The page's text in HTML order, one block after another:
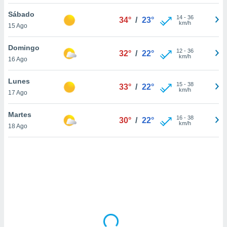
sitio
En
sean
el sitio
ni para
o
Sábado
15 Ago
34° / 23° 14- 36
km/h
Domingo
16 Ago
32° / 22° 12- 36
km/h
Lunes
17 Ago
33° / 22° 15- 38
km/h
Martes
18 Ago
30° / 22° 16- 38
km/h